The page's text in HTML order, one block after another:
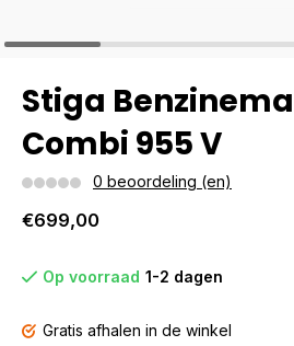
Stiga
Combi 955 V
0 beoordeling (en)
€699,00
Op voorraad 1-2 dagen
Gratis afhalen in de winkel